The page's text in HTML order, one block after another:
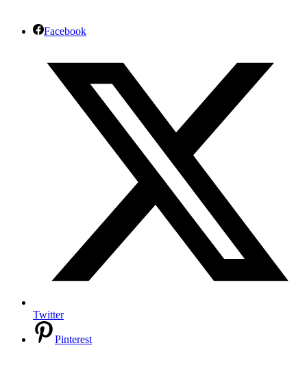
Facebook
Twitter
Pinterest